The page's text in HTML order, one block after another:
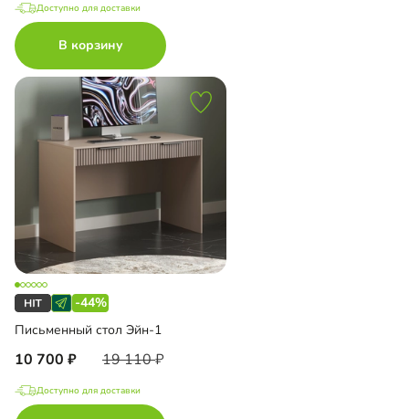
Доступно для доставки
В корзину
-44%
Письменный стол Эйн-1
10 700 19 110
Доступно для доставки